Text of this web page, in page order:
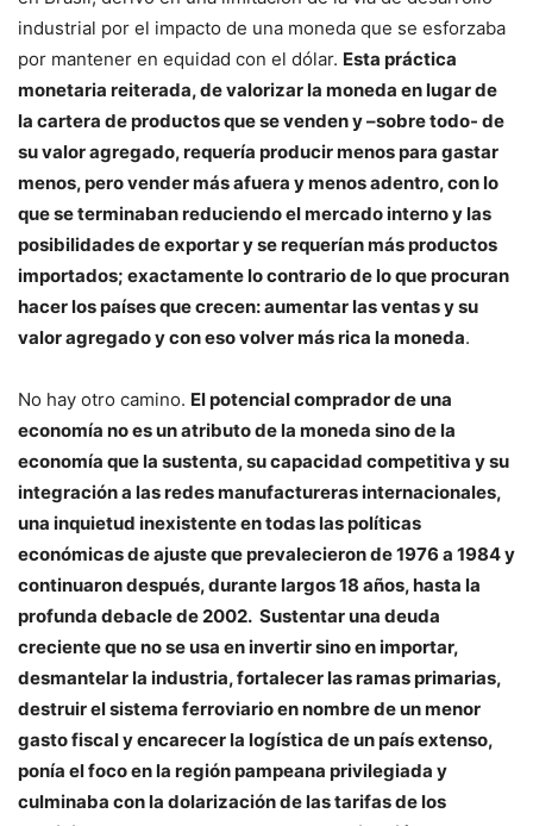
industrial por el impacto de una moneda que se esforzaba
por mantener en equidad con el dólar. Esta práctica
monetaria reiterada, de valorizar la moneda en lugar de
la cartera de productos que se venden y –sobre todo- de
su valor agregado, requería producir menos para gastar
menos, pero vender más afuera y menos adentro, con lo
que se terminaban reduciendo el mercado interno y las
posibilidades de exportar y se requerían más productos
importados; exactamente lo contrario de lo que procuran
hacer los países que crecen: aumentar las ventas y su
valor agregado y con eso volver más rica la moneda.
No hay otro camino. El potencial comprador de una
economía no es un atributo de la moneda sino de la
economía que la sustenta, su capacidad competitiva y su
integración a las redes manufactureras internacionales,
una inquietud inexistente en todas las políticas
económicas de ajuste que prevalecieron de 1976 a 1984 y
continuaron después, durante largos 18 años, hasta la
profunda debacle de 2002. Sustentar una deuda
creciente que no se usa en invertir sino en importar,
desmantelar la industria, fortalecer las ramas primarias,
destruir el sistema ferroviario en nombre de un menor
gasto fiscal y encarecer la logística de un país extenso,
ponía el foco en la región pampeana privilegiada y
culminaba con la dolarización de las tarifas de los